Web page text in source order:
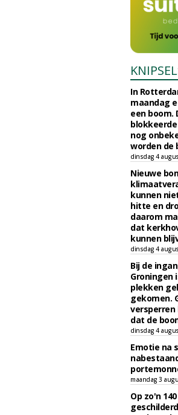
In
maandag
een boom.
nog
worden de
dinsdag 4
Nieuwe
kunnen
hitte en
daarom
dat
kunnen
dinsdag 4
Bij de
Groningen
plekken
gekomen.
versperren
dat de
dinsdag 4
Emotie na
maandag 3
Op zo'n